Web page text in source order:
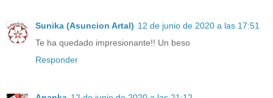
Sunika (Asuncion Artal) 12 de junio de 2020 a las 17:51
Te ha quedado impresionante!! Un beso
Responder